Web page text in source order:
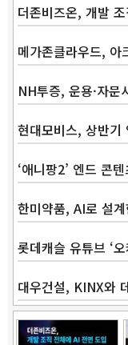
더존비즈온, 개발
메가존클라우드,
NH투증, 운용·자
현대모비스, 상반
‘애니팡2’ 엔드 콘
한미약품, AI로 설
롯데캐슬 유튜브 ‘
대우건설, KINX와